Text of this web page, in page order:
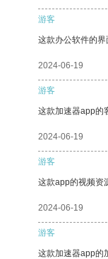
游客
这款办公软件的界
2024-06-19
游客
这款加速器app的
2024-06-19
游客
这款app的视频资
2024-06-19
游客
这款加速器app的